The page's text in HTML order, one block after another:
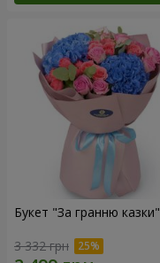
Букет "За гранню казки"
3 332 грн